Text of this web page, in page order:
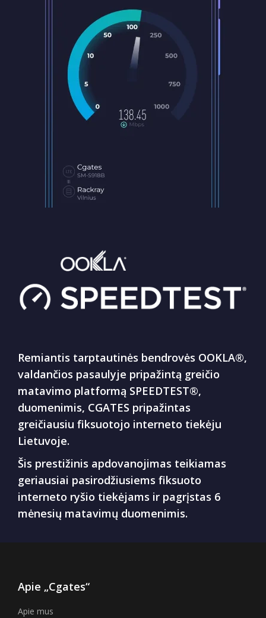
Remiantis tarptautinės bendrovės OOKLA®,
valdančios pasaulyje pripažintą greičio
matavimo platformą SPEEDTEST®,
duomenimis, CGATES pripažintas
greičiausiu fiksuotojo interneto tiekėju
Lietuvoje.
Šis prestižinis apdovanojimas teikiamas
geriausiai pasirodžiusiems fiksuoto
interneto ryšio tiekėjams ir pagrįstas 6
mėnesių matavimų duomenimis.
Apie „Cgates“
Apie mus